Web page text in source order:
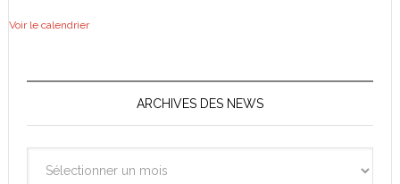
Voir le calendrier
ARCHIVES DES NEWS
des